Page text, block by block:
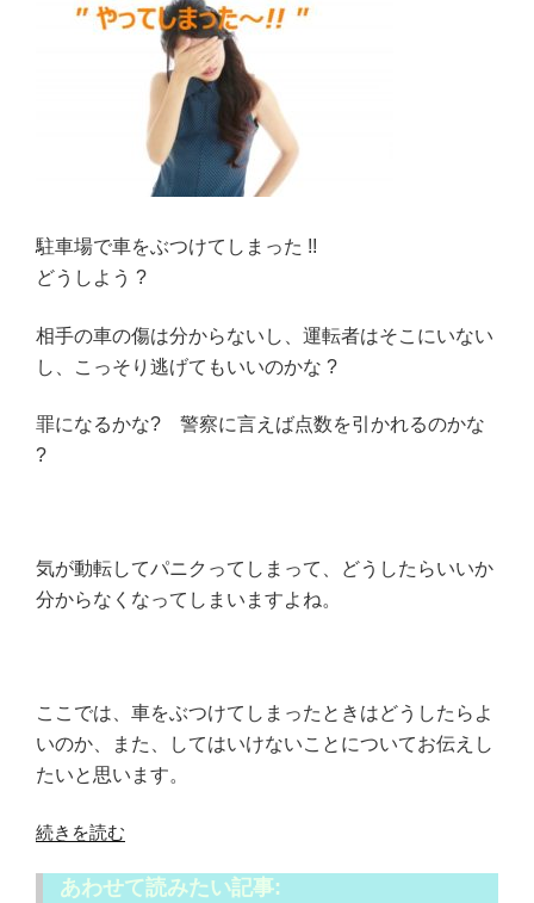
駐車場で車をぶつけてしまった !!
どうしよう ?
相手の車の傷は分からないし、運転者はそこにいない
し、こっそり逃げてもいいのかな ?
罪になるかな? 警察に言えば点数を引かれるのかな
?
気が動転してパニクってしまって、どうしたらいいか
分からなくなってしまいますよね。
ここでは、車をぶつけてしまったときはどうしたらよ
いのか、また、してはいけないことについてお伝えし
たいと思います。
“車
続きを読む
あわせて読みたい記事: